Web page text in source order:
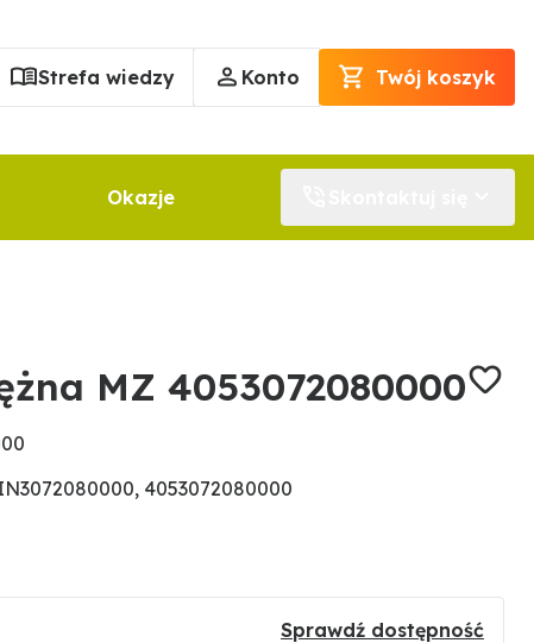
Strefa wiedzy Konto Twój koszyk
Okazje
MZ 4053072080000
4053072080000
Sprawdź dostępność